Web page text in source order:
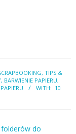
, TIPS &
, BARWIENIE PAPIERU,
WITH: 10
do